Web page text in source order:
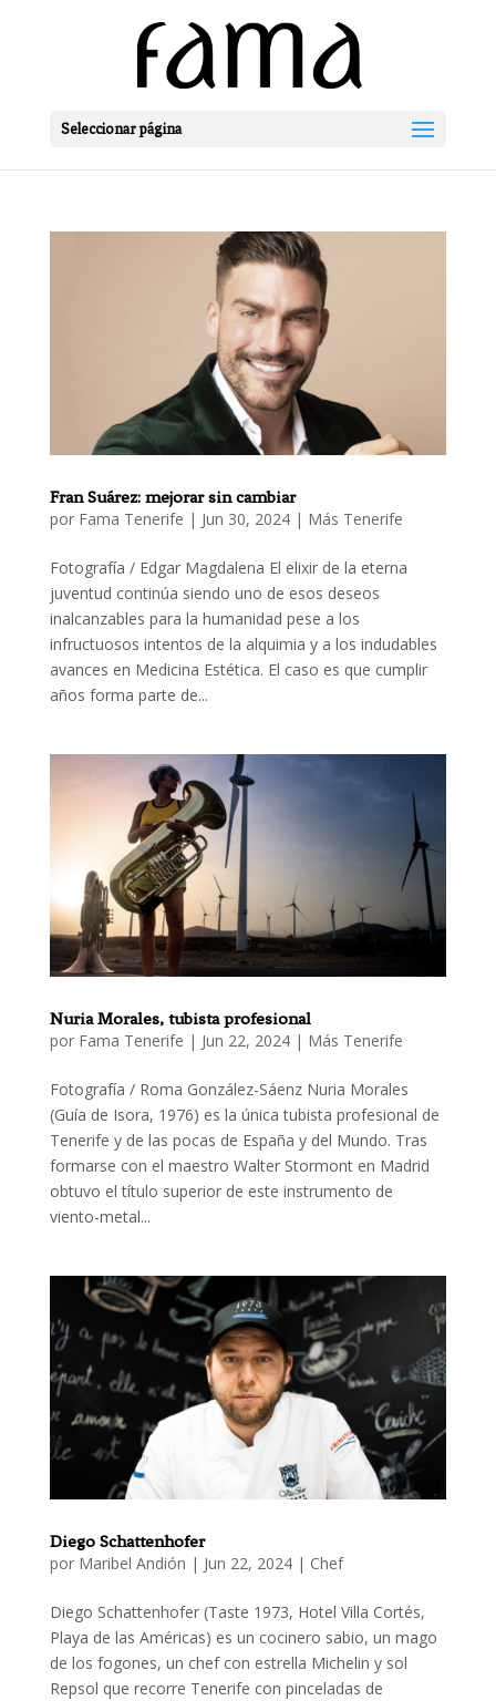
Seleccionar página
Fran Suárez: mejorar sin cambiar
por Fama Tenerife | Jun 30, 2024| Más Tenerife
Fotografía / Edgar Magdalena El elixir de la eterna
juventud continúa siendo uno de esos deseos
inalcanzables para la humanidad pese a los
infructuosos intentos de la alquimia y a los indudables
avances en Medicina Estética. El caso es que cumplir
años forma parte de...
Nuria Morales, tubista profesional
por Fama Tenerife | Jun 22, 2024| Más Tenerife
Fotografía / Roma González-Sáenz Nuria Morales
(Guía de Isora, 1976) es la única tubista profesional de
Tenerife y de las pocas de España y del Mundo. Tras
formarse con el maestro Walter Stormont en Madrid
obtuvo el título superior de este instrumento de
viento-metal...
Diego Schattenhofer
por Maribel Andión | Jun 22, 2024| Chef
Diego Schattenhofer (Taste 1973, Hotel Villa Cortés,
Playa de las Américas) es un cocinero sabio, un mago
de los fogones, un chef con estrella Michelin y sol
Repsol que recorre Tenerife con pinceladas de